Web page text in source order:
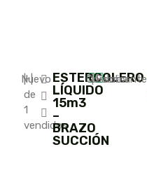
Nuevo
|+
de
1
vendidos
|
ESTERCOLERO
LÍQUIDO
15m3
–
BRAZO
SUCCIÓN
Córdoba
|Fabricante